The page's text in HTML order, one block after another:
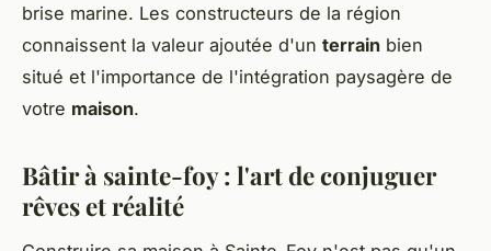
brise marine. Les constructeurs de la région
connaissent la valeur ajoutée d'un terrain bien
situé et l'importance de l'intégration paysagère de
votre maison.
Bâtir à sainte-foy : l'art de conjuguer
rêves et réalité